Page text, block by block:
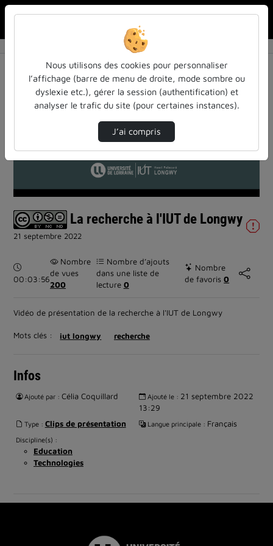
La recherche à l'IUT de Longwy
Lire
la
vidéo
La recherche à l'IUT de Longwy
21 septembre 2022
Durée :
00:03:56
Nombre
de vues
200
Nombre d’ajouts
dans une liste de
lecture 0
Nombre
de favoris0
Vidéo de présentation de la recherche à l'IUT de Longwy
Mots clés : iut longwy recherche
Infos
Ajouté par : Célia Coquillard Ajouté le : 21 septembre 2022
13:29
Type : Clips de présentation Langue principale : Français
Discipline(s) :
Education
Technologies
Nous utilisons des cookies pour personnaliser
l’affichage (barre de menu de droite, mode sombre ou
dyslexie etc.), gérer la session (authentification) et
analyser le trafic du site (pour certaines instances).
J’ai compris